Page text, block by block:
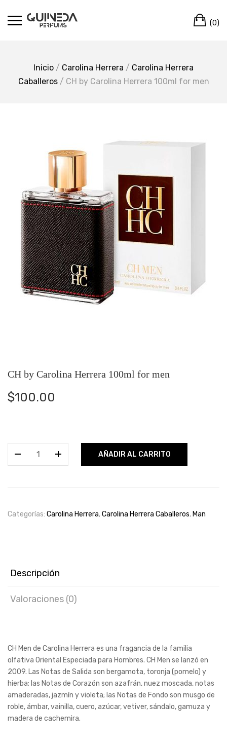
(0)
Inicio / Carolina Herrera / Carolina Herrera
Caballeros/ CH by Carolina Herrera 100ml for men
CH by Carolina Herrera 100ml for men
$100.00
men
AÑADIR AL CARRITO
Categorías: Carolina Herrera,Carolina Herrera Caballeros, Man
Descripción
Valoraciones (0)
CH Men de Carolina Herrera es una fragancia de la familia
olfativa Oriental Especiada para Hombres. CH Men se lanzó en
2009. Las Notas de Salida son bergamota, toronja (pomelo) y
hierba; las Notas de Corazón son azafrán, nuez moscada, notas
amaderadas, jazmín y violeta; las Notas de Fondo son musgo de
roble, ámbar, vainilla, cuero, azúcar, vetiver, sándalo, gamuza y
madera de cachemira.